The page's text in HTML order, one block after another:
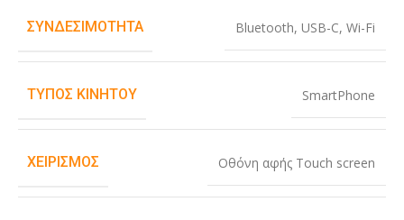
ΣΥΝΔΕΣΙΜΌΤΗΤΑ Bluetooth, USB-C, Wi-Fi
ΤΎΠΟΣ ΚΙΝΗΤΟΎ SmartPhone
ΧΕΙΡΙΣΜΌΣ Οθόνη αφής Touch screen